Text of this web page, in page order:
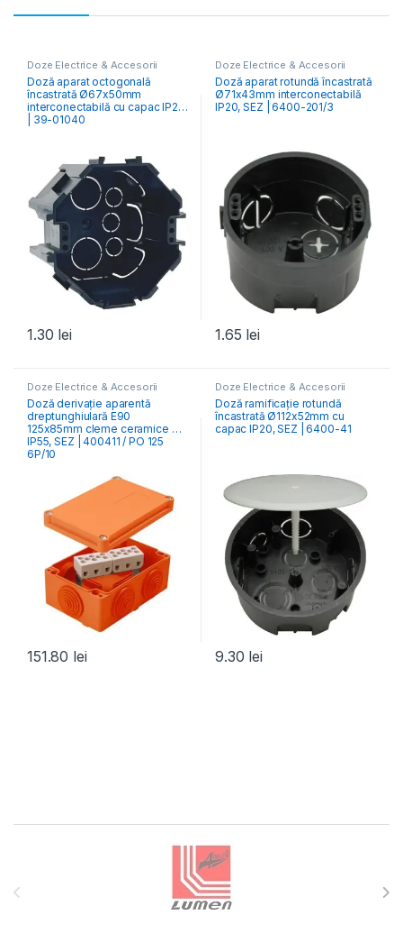
Doze Electrice & Accesorii
Doză aparat octogonală
încastrată Ø67x50mm
interconectabilă cu capac IP20
| 39-01040
1.30 lei
Doze Electrice & Accesorii
Doză aparat rotundă încastrată
Ø71x43mm interconectabilă
IP20, SEZ | 6400-201/3
1.65 lei
Doze Electrice & Accesorii
Doză derivație aparentă
dreptunghiulară E90
125x85mm cleme ceramice 6P
IP55, SEZ | 400411 / PO 125
6P/10
151.80 lei
Doze Electrice & Accesorii
Doză ramificație rotundă
încastrată Ø112x52mm cu
capac IP20, SEZ | 6400-41
9.30 lei